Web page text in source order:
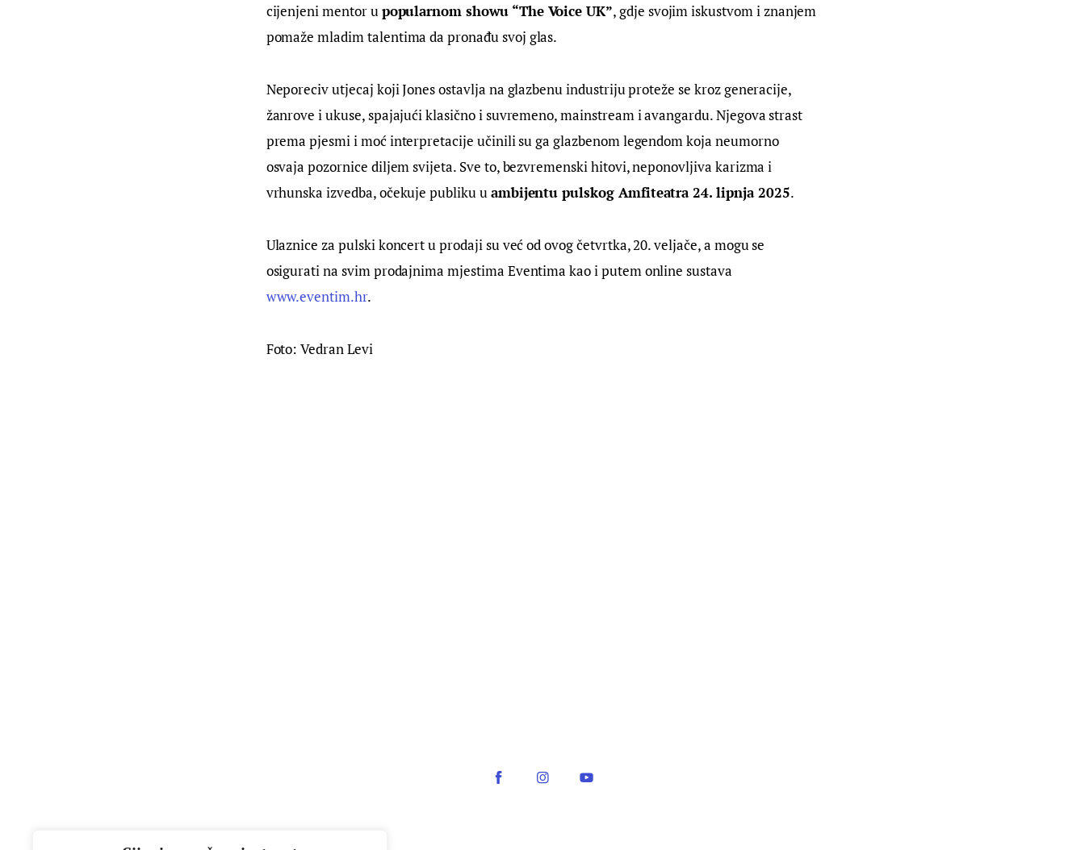
cijenjeni mentor upopularnom showu “The Voice UK”, gdje svojim iskustvom i znanjem
pomaže mladim talentima da pronađu svoj glas.
Neporeciv utjecaj koji Jones ostavlja na glazbenu industriju proteže se kroz generacije,
žanrove i ukuse, spajajući klasično i suvremeno, mainstream i avangardu. Njegova strast
prema pjesmi i moć interpretacije učinili su ga glazbenom legendom koja neumorno
osvaja pozornice diljem svijeta. Sve to, bezvremenski hitovi, neponovljiva karizma i
vrhunska izvedba, očekuje publiku uambijentu pulskog Amfiteatra 24. lipnja 2025.
Ulaznice za pulski koncert u prodaji su već od ovog četvrtka, 20. veljače, a mogu se
osigurati na svim prodajnima mjestima Eventima kao i putem online sustava
www.eventim.hr.
Foto: Vedran Levi